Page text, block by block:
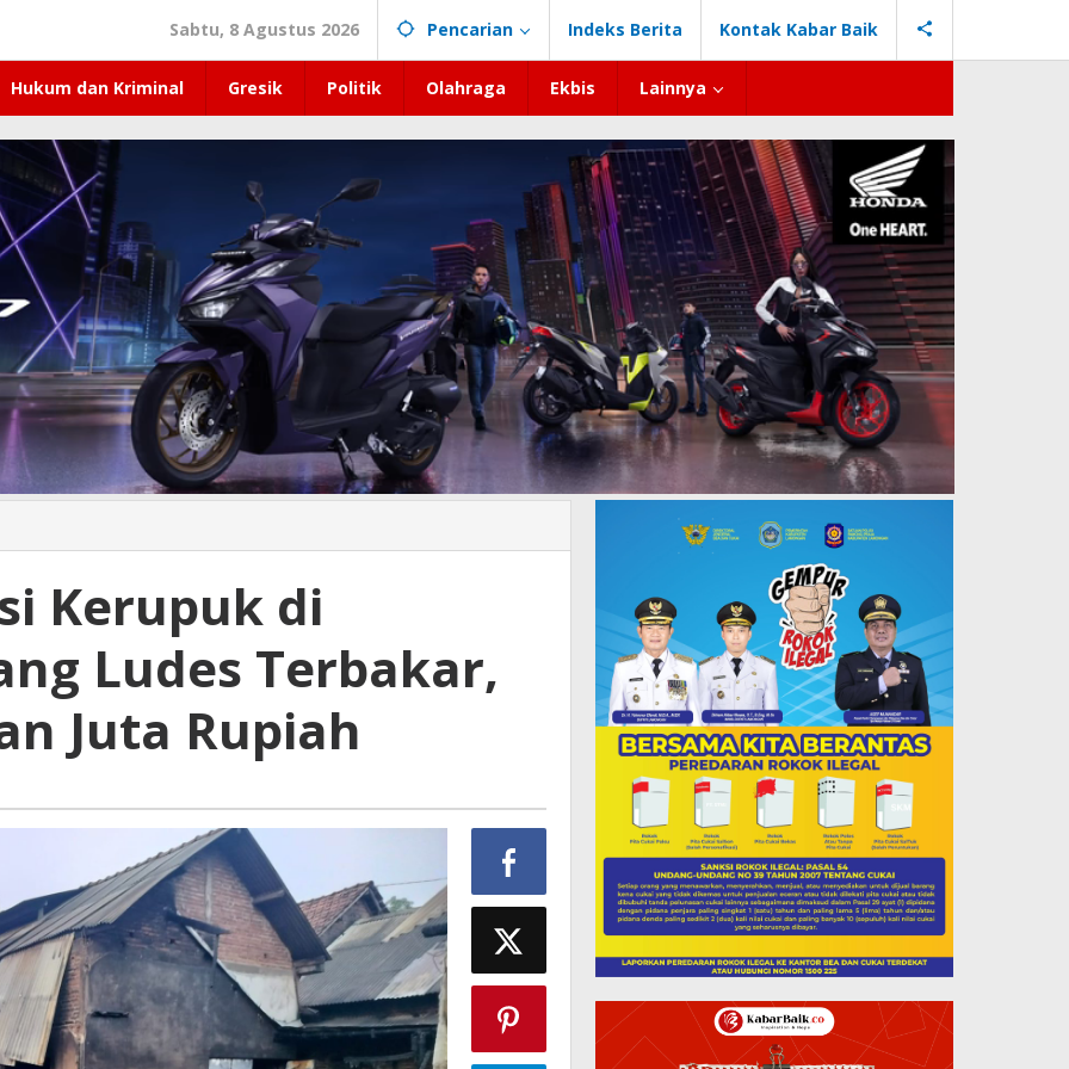
Sabtu, 8 Agustus 2026 Pencarian Indeks Berita Kontak Kabar Baik
Hukum dan Kriminal Gresik Politik Olahraga Ekbis Lainnya
Kerupuk di
Ludes Terbakar,
Juta Rupiah